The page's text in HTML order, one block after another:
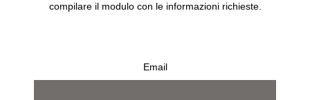
compilare il modulo con le informazioni richieste.
Email